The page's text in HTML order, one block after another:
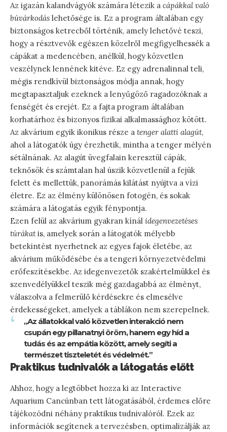
Az igazán kalandvágyók számára létezik a cápákkal való
búvárkodás lehetősége is. Ez a program általában egy
biztonságos ketrecből történik, amely lehetővé teszi,
hogy a résztvevők egészen közelről megfigyelhessék a
cápákat a medencében, anélkül, hogy közvetlen
veszélynek lennének kitéve. Ez egy adrenalinnal teli,
mégis rendkívül biztonságos módja annak, hogy
megtapasztaljuk ezeknek a lenyűgöző ragadozóknak a
fenségét és erejét. Ez a fajta program általában
korhatárhoz és bizonyos fizikai alkalmassághoz kötött.
Az akvárium egyik ikonikus része a tenger alatti alagút,
ahol a látogatók úgy érezhetik, mintha a tenger mélyén
sétálnának. Az alagút üvegfalain keresztül cápák,
teknősök és számtalan hal úszik közvetlenül a fejük
felett és mellettük, panorámás kilátást nyújtva a vízi
életre. Ez az élmény különösen fotogén, és sokak
számára a látogatás egyik fénypontja.
Ezen felül az akvárium gyakran kínál idegenvezetéses
túrákatis, amelyek során a látogatók mélyebb
betekintést nyerhetnek az egyes fajok életébe, az
akvárium működésébe és a tengeri környezetvédelmi
erőfeszítésekbe. Az idegenvezetők szakértelmükkel és
szenvedélyükkel teszik még gazdagabbá az élményt,
válaszolva a felmerülő kérdésekre és elmesélve
érdekességeket, amelyek a táblákon nem szerepelnek.
„Az állatokkal való közvetlen interakció nem
csupán egy pillanatnyi öröm, hanem egy híd a
tudás és az empátia között, amely segíti a
természet tiszteletét és védelmét.”
Praktikus tudnivalók a látogatás előtt
Ahhoz, hogy a legtöbbet hozza ki az Interactive
Aquarium Cancúnban tett látogatásából, érdemes előre
tájékozódni néhány praktikus tudnivalóról. Ezek az
információk segítenek a tervezésben, optimalizálják az